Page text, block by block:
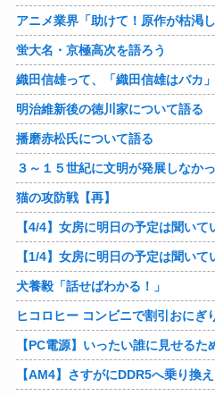
蛍大名・京極高次を語ろう
明治維新後の徳川家について語る
播磨赤松氏について語る
３～１５世紀に文明が発展しなか
猫の攻防戦【再】
犬養毅「話せばわかる！」
ヒコロヒー コンビニで割引おにぎ